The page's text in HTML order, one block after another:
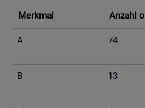
Merk­mal An­zahl
A 74
B 13